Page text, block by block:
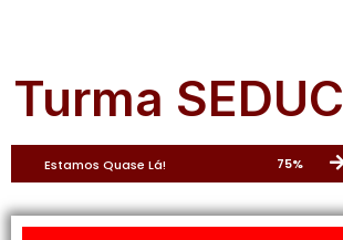
Turma
Estamos Quase Lá! 75%